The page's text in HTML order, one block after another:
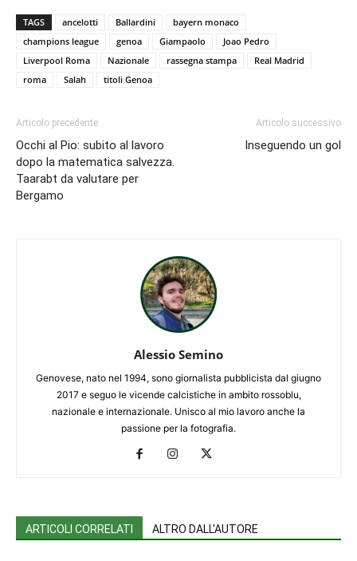
TAGS ancelotti Ballardini
bayern monaco
champions league
genoa Giampaolo
Joao Pedro
Liverpool Roma
Nazionale rassegna stampa
Real Madrid
roma
Salah titoli Genoa
Articolo precedente
Occhi al Pio: subito al lavoro
dopo la matematica salvezza.
Taarabt da valutare per
Bergamo
Articolo successivo
Inseguendo un gol
Alessio Semino
Genovese, nato nel 1994, sono giornalista pubblicista dal giugno
2017 e seguo le vicende calcistiche in ambito rossoblu,
nazionale e internazionale. Unisco al mio lavoro anche la
passione per la fotografia.
ARTICOLI CORRELATI ALTRO DALL'AUTORE